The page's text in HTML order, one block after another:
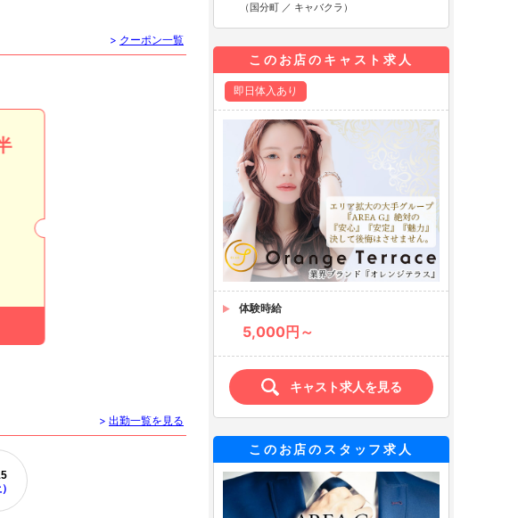
> クーポン一覧
> 出勤一覧を見る
（国分町 ／ キャバクラ）
このお店のキャスト求人
即日体入あり
体験時給
5,000円～
キャスト求人を見る
このお店のスタッフ求人